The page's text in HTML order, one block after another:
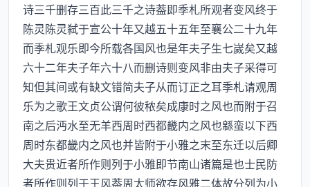
诗三千删存三百此三千之诗葢即季札所观者变风终于
陈灵陈灵弑于宣公十年又越五十五年至襄公二十九年
而季札观乐即今所载各国风也是年夫子生七嵗矣又越
六十二年夫子年六十八而删诗则变风非由夫子采得可
知但其间或有缺文错简夫子从而订正之耳季札请观周
乐为之歌王文贞公谓何彼秾矣成康时之风也而附于召
南之后沔水至无羊西周时西都畿内之风也緜蛮以下西
周时东都畿内之风也并皆附于小雅之末至东迁以后卿
大夫贵近者所作则列于小雅即节南山诸篇是也士民防
者所作则列于王风葢周太师欲存风雅二体故分列为小